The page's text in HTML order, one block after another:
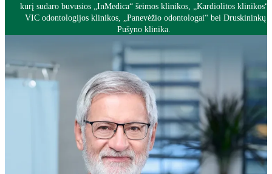
kurį sudaro buvusios „InMedica“ šeimos klinikos, „Kardiolitos klinikos“,
VIC odontologijos klinikos, „Panevėžio odontologai“ bei Druskininkų
Pušyno klinika.